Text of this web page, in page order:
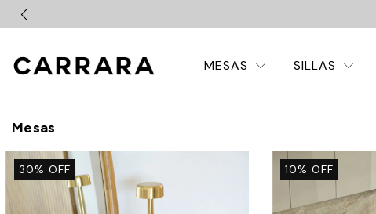
MESAS SILLAS
Mesas
30% OFF 10%OFF